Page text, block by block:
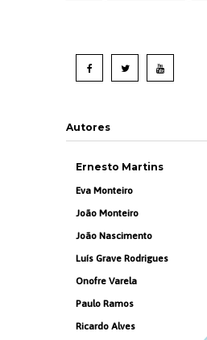
Autores
Ernesto Martins
Eva Monteiro
João Monteiro
João Nascimento
Luís Grave Rodrigues
Onofre Varela
Paulo Ramos
Ricardo Alves